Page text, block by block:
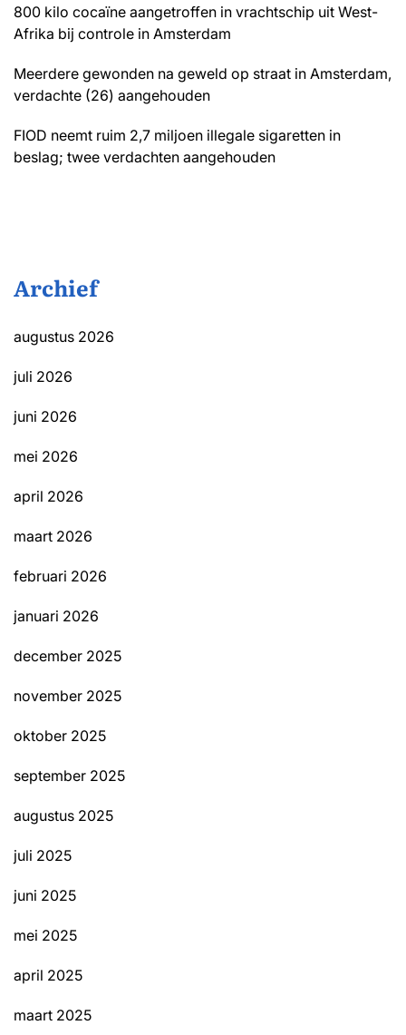
800 kilo cocaïne aangetroffen in vrachtschip uit West-
Afrika bij controle in Amsterdam
Meerdere gewonden na geweld op straat in Amsterdam,
verdachte (26) aangehouden
FIOD neemt ruim 2,7 miljoen illegale sigaretten in
beslag; twee verdachten aangehouden
Archief
augustus 2026
juli 2026
juni 2026
mei 2026
april 2026
maart 2026
februari 2026
januari 2026
december 2025
november 2025
oktober 2025
september 2025
augustus 2025
juli 2025
juni 2025
mei 2025
april 2025
maart 2025